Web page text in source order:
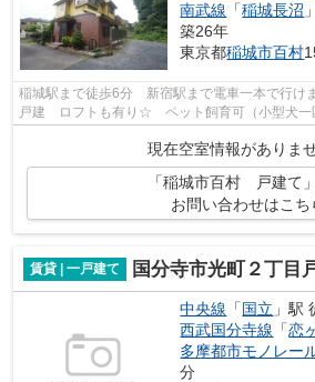
南武線 「稲城長沼
築26年
東京都稲城市百村
稲城駅まで徒歩6分 新宿駅まで電車一本で行
戸建 ロフトも有り☆ ペット飼育可（小型犬一
現在空室情報がありませ
「稲城市百村 戸建て
お問い合わせはこち
賃貸 | 一戸建て 国分寺市光町２丁目
中央線 「国立 」駅
西武国分寺線 「恋
多摩都市モノレー
分